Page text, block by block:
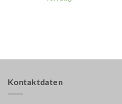
Kontaktdaten